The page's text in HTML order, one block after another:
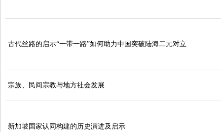
古代丝路的启示“一带一路”如何助力中国突破陆海二元对立
宗族、民间宗教与地方社会发展
新加坡国家认同构建的历史演进及启示